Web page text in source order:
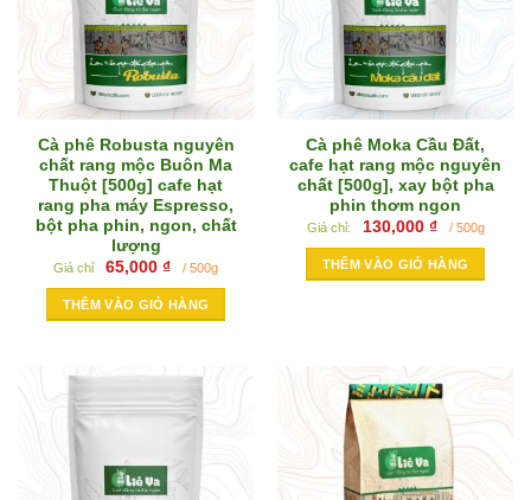
Cà phê Robusta nguyên
chất rang mộc Buôn Ma
Thuột [500g] cafe hạt
rang pha máy Espresso,
bột pha phin, ngon, chất
lượng
Giá chỉ 65,000 ₫ / 500g
THÊM VÀO GIỎ HÀNG
Cà phê Moka Cầu Đất,
cafe hạt rang mộc nguyên
chất [500g], xay bột pha
phin thơm ngon
Giá chỉ: 130,000 ₫ / 500g
THÊM VÀO GIỎ HÀNG